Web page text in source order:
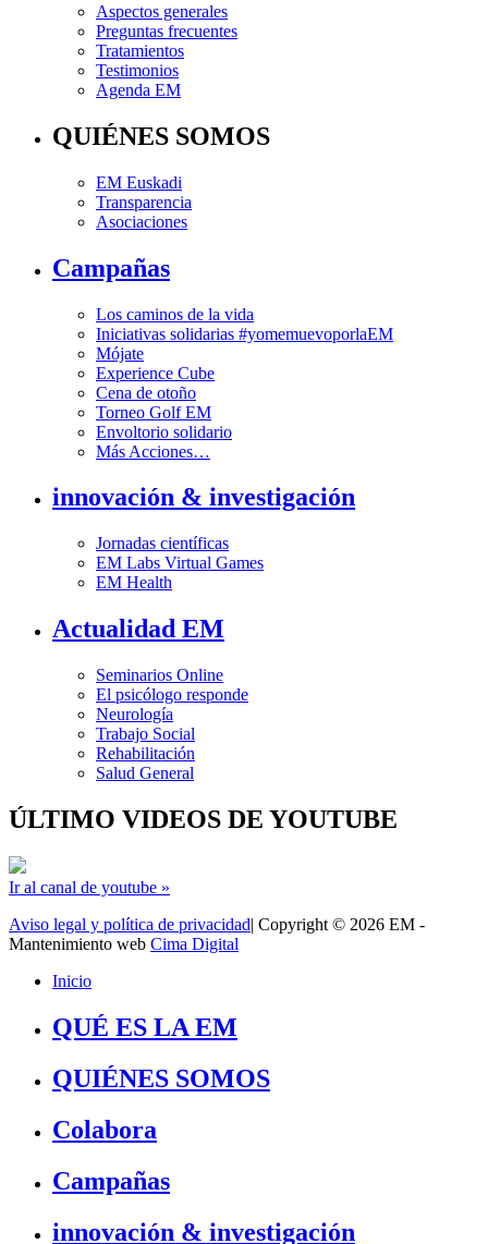
Aspectos generales
Preguntas frecuentes
Tratamientos
Testimonios
Agenda EM
QUIÉNES SOMOS
EM Euskadi
Transparencia
Asociaciones
Campañas
Los caminos de la vida
Iniciativas solidarias #yomemuevoporlaEM
Mójate
Experience Cube
Cena de otoño
Torneo Golf EM
Envoltorio solidario
Más Acciones…
innovación & investigación
Jornadas científicas
EM Labs Virtual Games
EM Health
Actualidad EM
Seminarios Online
El psicólogo responde
Neurología
Trabajo Social
Rehabilitación
Salud General
ÚLTIMO VIDEOS DE YOUTUBE
Ir al canal de youtube »
Aviso legal y política de privacidad| Copyright © 2026 EM -
Mantenimiento web Cima Digital
Inicio
QUÉ ES LA EM
QUIÉNES SOMOS
Colabora
Campañas
innovación & investigación